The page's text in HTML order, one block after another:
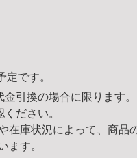
です。
引換の場合に限ります
ください。
在庫状況によって、商品
ます。